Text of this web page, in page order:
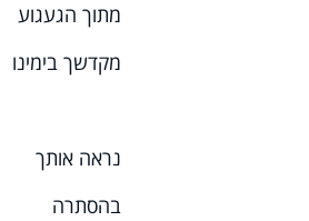
מתוך הגעגוע
מקדשך בימינו
נראה אותך
בהסתרה